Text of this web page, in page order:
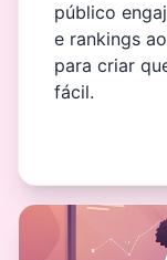
público
e rankings
para criar
fácil.